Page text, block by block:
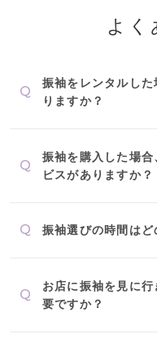
20万円～26万円未
イエベ秋におすす
特選技法
オリジナルブラン
よく
Q
振袖をレンタルし
りますか？
Q
振袖を購入した場
ビスがありますか？
Q 振袖選びの時間は
Q
お店に振袖を見に
要ですか？